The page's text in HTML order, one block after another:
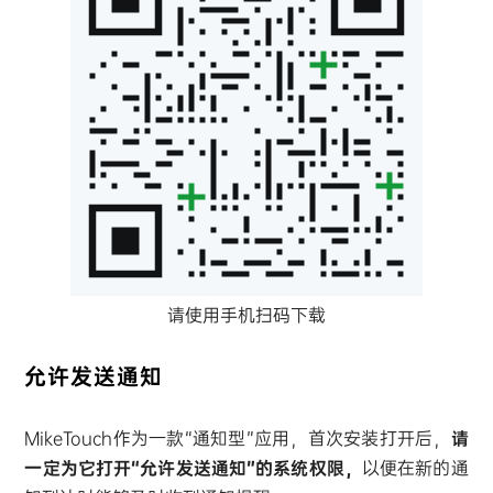
请使用手机扫码下载
允许发送通知
MikeTouch作为一款“通知型”应用，首次安装打开后， 请
一定为它打开“允许发送通知”的系统权限， 以便在新的通